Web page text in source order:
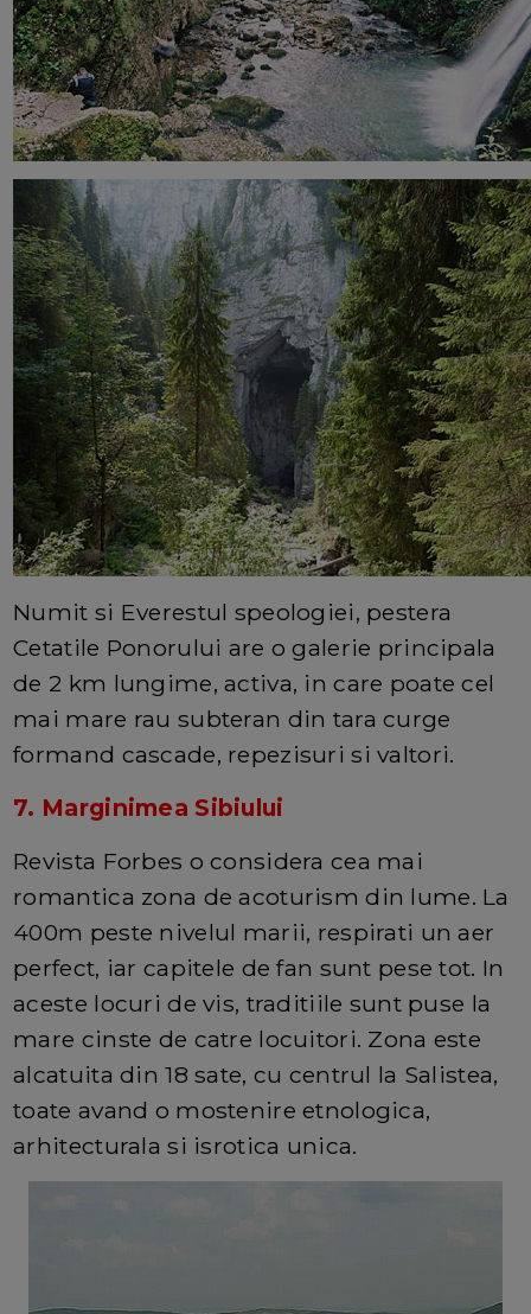
Numit si Everestul speologiei, pestera
Cetatile Ponorului are o galerie principala
de 2 km lungime, activa, in care poate cel
mai mare rau subteran din tara curge
formand cascade, repezisuri si valtori.
7. Marginimea Sibiului
Revista Forbes o considera cea mai
romantica zona de acoturism din lume. La
400m peste nivelul marii, respirati un aer
perfect, iar capitele de fan sunt pese tot. In
aceste locuri de vis, traditiile sunt puse la
mare cinste de catre locuitori. Zona este
alcatuita din 18 sate, cu centrul la Salistea,
toate avand o mostenire etnologica,
arhitecturala si isrotica unica.